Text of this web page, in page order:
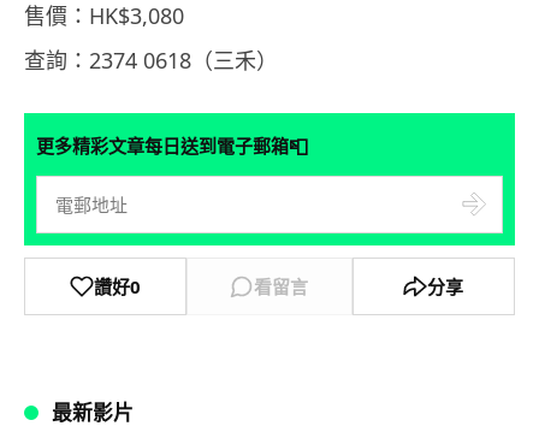
售價：HK$3,080
查詢：2374 0618（三禾）
更多精彩文章每日送到電子郵箱📮
讚好0 看留言 分享
最新影片